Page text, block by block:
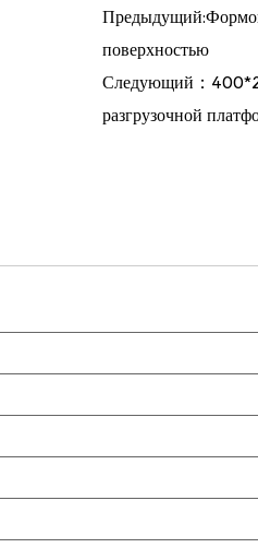
поверхностью
Следующий：
разгрузочной